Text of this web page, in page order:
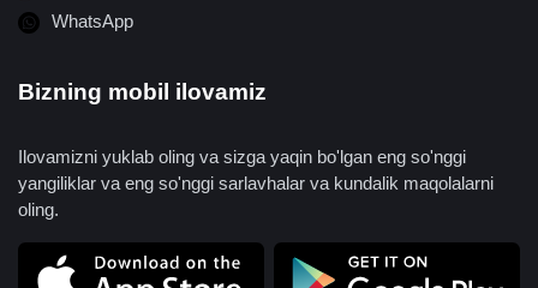
WhatsApp
Bizning mobil ilovamiz
Ilovamizni yuklab oling va sizga yaqin bo'lgan eng so'nggi
yangiliklar va eng so'nggi sarlavhalar va kundalik maqolalarni
oling.